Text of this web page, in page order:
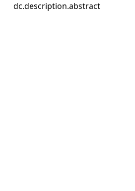
dc.description.abstract